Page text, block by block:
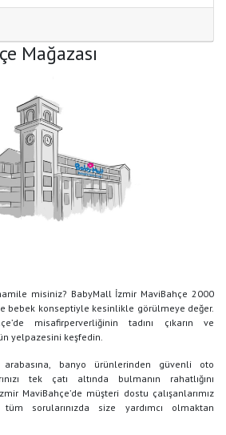
Mağazası
misiniz? BabyMall İzmir MaviBahçe 2000
bebek konseptiyle kesinlikle görülmeye değer.
misafirperverliğinin tadını çıkarın ve
yelpazesini keşfedin.
arabasına, banyo ürünlerinden güvenli oto
tek çatı altında bulmanın rahatlığını
MaviBahçe’de müşteri dostu çalışanlarımız
sorularınızda size yardımcı olmaktan